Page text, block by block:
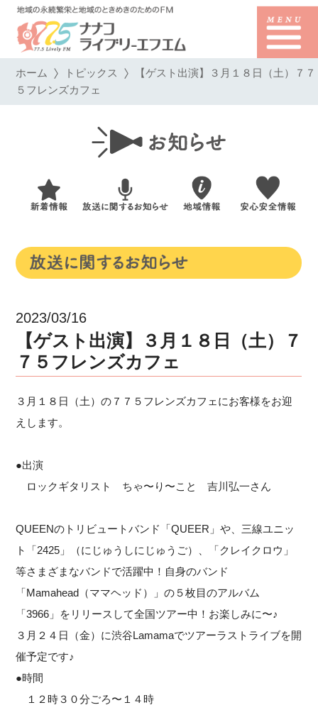
ホーム トピックス 【ゲスト出演】３月１８日（土）７７
５フレンズカフェ
2023/03/16
【ゲスト出演】３月１８日（土）７
７５フレンズカフェ
３月１８日（土）の７７５フレンズカフェにお客様をお迎
えします。
●出演
ロックギタリスト ちゃ〜り〜こと 吉川弘一さん
QUEENのトリビュートバンド「QUEER」や、三線ユニッ
ト「2425」（にじゅうしにじゅうご）、「クレイクロウ」
等さまざまなバンドで活躍中！自身のバンド
「Mamahead（ママヘッド）」の５枚目のアルバム
「3966」をリリースして全国ツアー中！お楽しみに〜♪
３月２４日（金）に渋谷Lamamaでツアーラストライブを開
催予定です♪
●時間
１２時３０分ごろ〜１４時